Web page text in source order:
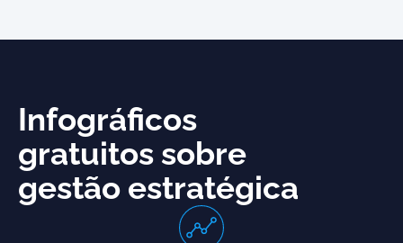
Infográficos
gratuitos sobre
gestão estratégica